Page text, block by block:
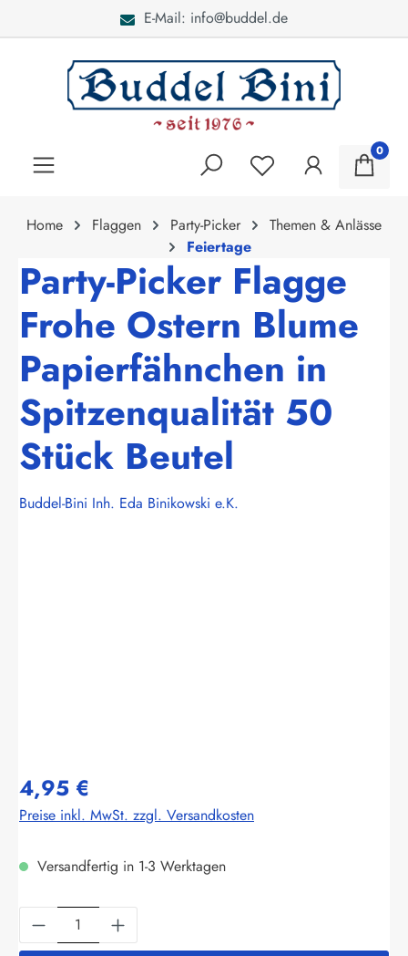
E-Mail: info@buddel.de
0
Home Flaggen Party-Picker
Themen & Anlässe
Feiertage
Party-Picker Flagge
Frohe Ostern Blume
Papierfähnchen in
Spitzenqualität 50
Stück Beutel
Buddel-Bini Inh. Eda Binikowski e.K.
4,95 €
Preise inkl. MwSt. zzgl. Versandkosten
Versandfertig in 1-3 Werktagen
Produkt Anzahl: Gib den gewünschten